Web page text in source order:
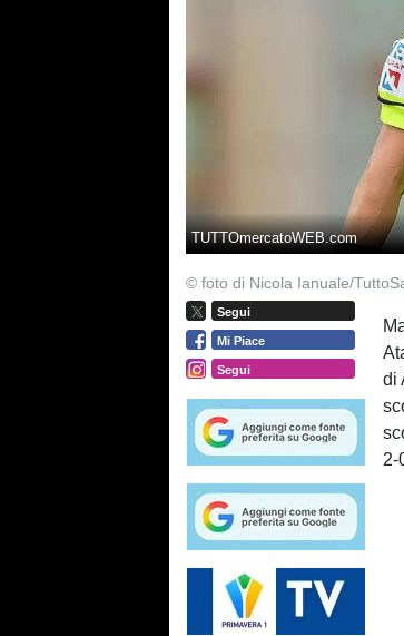
TUTTOmercatoWEB.com
© foto di Nicola Ianuale/
Segui
Mi Piace
Segui
di
2-